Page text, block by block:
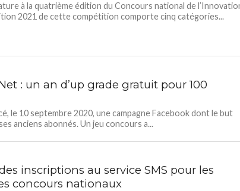
à la quatrième édition du Concours national de
2021 de cette compétition comporte cinq catégories...
: un an d’up grade gratuit pour 100
le 10 septembre 2020, une campagne Facebook dont le but
anciens abonnés. Un jeu concours a...
inscriptions au service SMS pour les
concours nationaux